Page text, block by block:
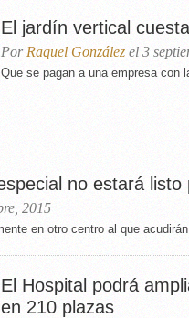
El jardín vertical
Por Raquel González el 3
Que se pagan a una empresa con
no estará
2015
en otro centro al que
El Hospital podrá
en 210 plazas